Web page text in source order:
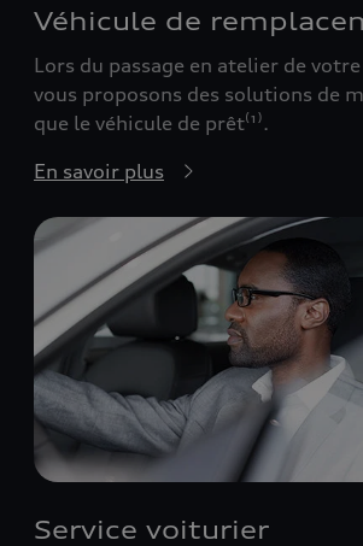
Véhicule de
Lors du passage en atelier de
vous proposons des solutions de
que le véhicule de prêt⁽¹⁾.
En savoir plus
Service voiturier